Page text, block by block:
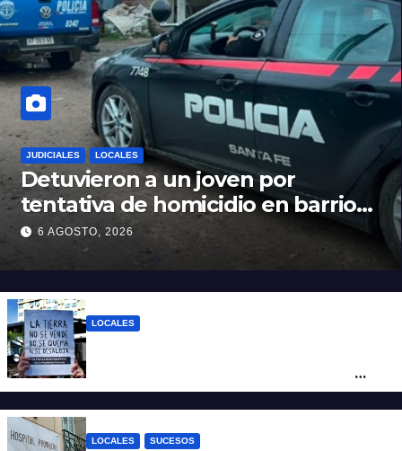
JUDICIALES LOCALES
Detuvieron a un joven por
tentativa de homicidio en barrio
12 de Octubre
6 AGOSTO, 2026
LOCALES
Tierras
LOCALES SUCESOS